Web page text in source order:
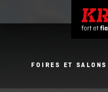
FOIRES ET SALONS